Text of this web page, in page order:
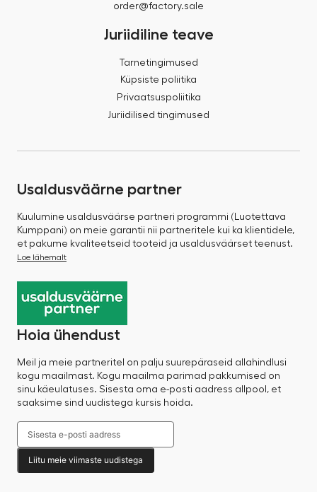
order@factory.sale
Juriidiline teave
Tarnetingimused
Küpsiste poliitika
Privaatsuspoliitika
Juriidilised tingimused
Usaldusväärne partner
Kuulumine usaldusväärse partneri programmi (Luotettava
Kumppani) on meie garantii nii partneritele kui ka klientidele,
et pakume kvaliteetseid tooteid ja usaldusväärset teenust.
Loe lähemalt
Hoia ühendust
Meil ja meie partneritel on palju suurepäraseid allahindlusi
kogu maailmast. Kogu maailma parimad pakkumised on
sinu käeulatuses. Sisesta oma e-posti aadress allpool, et
saaksime sind uudistega kursis hoida.
Liitu meie viimaste uudistega